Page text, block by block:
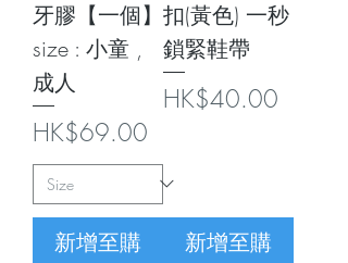
牙膠【一個】
size : 小童 ,
成人
價格
HK$69.00
新增至購
扣(黃色) 一秒
鎖緊鞋帶
價格
HK$40.00
新增至購